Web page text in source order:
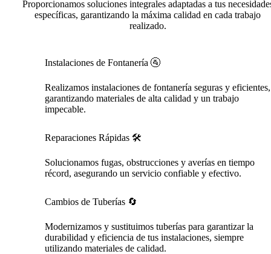
Proporcionamos soluciones integrales adaptadas a tus
específicas, garantizando la máxima calidad en cada trabajo
realizado.
Instalaciones de Fontanería 🚰
Realizamos instalaciones de fontanería seguras y eficientes,
garantizando materiales de alta calidad y un trabajo
impecable.
Reparaciones Rápidas 🛠️
Solucionamos fugas, obstrucciones y averías en tiempo
récord, asegurando un servicio confiable y efectivo.
Cambios de Tuberías 🔄
Modernizamos y sustituimos tuberías para garantizar la
durabilidad y eficiencia de tus instalaciones, siempre
utilizando materiales de calidad.